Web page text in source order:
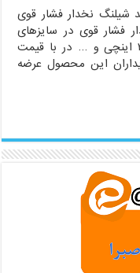
شیلنگ نخدار فشار قوی
فشار قوی در سایزهای
مختلفی همچون ۱٫۱/۲ – ۱٫۱/۴ – ۱/۲ – ۳/۴ اینچی و … در با قیمت
این محصول عرضه